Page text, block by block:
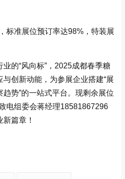
标准展位预订率达98%，特装展
的“风向标”，2025成都春季糖
创新动能，为参展企业搭建“展
势”的一站式平台。现剩余展位
电组委会蒋经理18581867296
篇章！